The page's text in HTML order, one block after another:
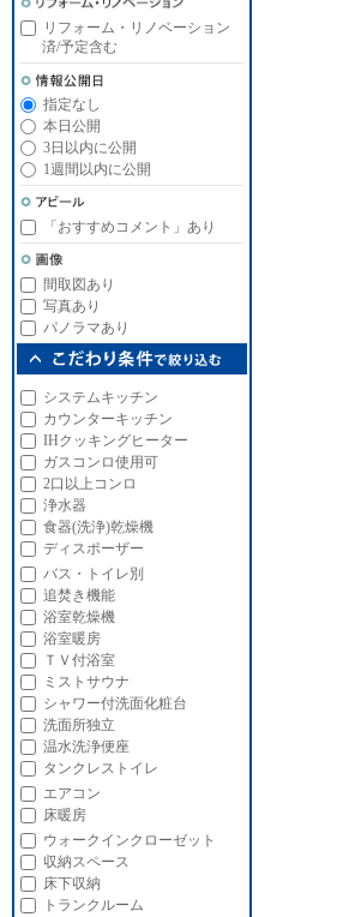
リフォーム・リノベーション
済/予定含む
指定なし
本日公開
3日以内に公開
1週間以内に公開
「おすすめコメント」あり
間取図あり
写真あり
パノラマあり
システムキッチン
カウンターキッチン
IHクッキングヒーター
ガスコンロ使用可
2口以上コンロ
浄水器
食器(洗浄)乾燥機
ディスポーザー
バス・トイレ別
追焚き機能
浴室乾燥機
浴室暖房
ＴＶ付浴室
ミストサウナ
シャワー付洗面化粧台
洗面所独立
温水洗浄便座
タンクレストイレ
エアコン
床暖房
ウォークインクローゼット
収納スペース
床下収納
トランクルーム